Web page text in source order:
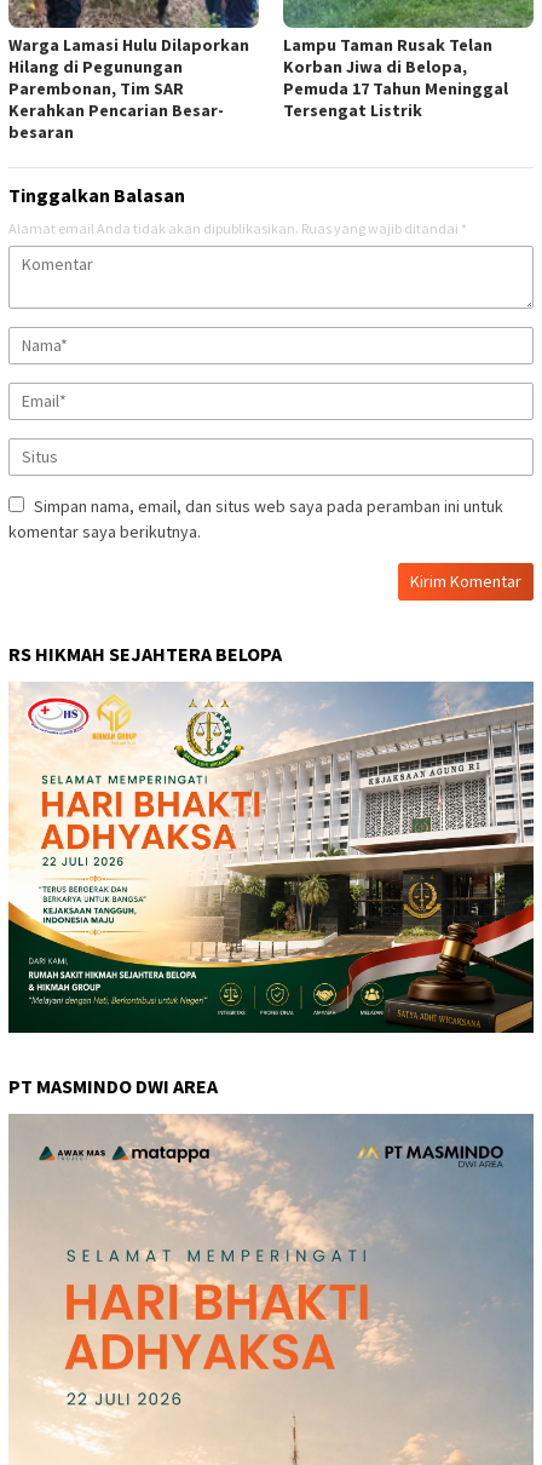
Warga Lamasi Hulu Dilaporkan
Hilang di Pegunungan
Parembonan, Tim SAR
Kerahkan Pencarian Besar-
besaran
Lampu Taman Rusak Telan
Korban Jiwa di Belopa,
Pemuda 17 Tahun Meninggal
Tersengat Listrik
Tinggalkan Balasan
Alamat email Anda tidak akan dipublikasikan. Ruas yang wajib ditandai *
Simpan nama, email, dan situs web saya pada peramban ini untuk
komentar saya berikutnya.
RS HIKMAH SEJAHTERA BELOPA
PT MASMINDO DWI AREA